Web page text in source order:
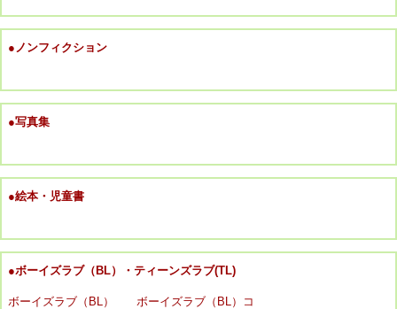
●ノンフィクション
●写真集
●絵本・児童書
●ボーイズラブ（BL）・ティーンズラブ(TL)
ボーイズラブ（BL）
ボーイズラブ（BL）コ